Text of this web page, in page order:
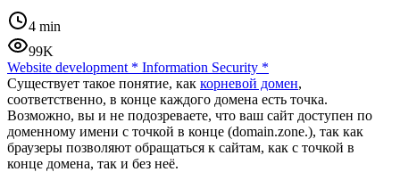
4 min
99K
Website development * Information Security *
Существует такое понятие, как корневой домен,
соответственно, в конце каждого домена есть точка.
Возможно, вы и не подозреваете, что ваш сайт доступен по
доменному имени с точкой в конце (domain.zone.), так как
браузеры позволяют обращаться к сайтам, как с точкой в
конце домена, так и без неё.